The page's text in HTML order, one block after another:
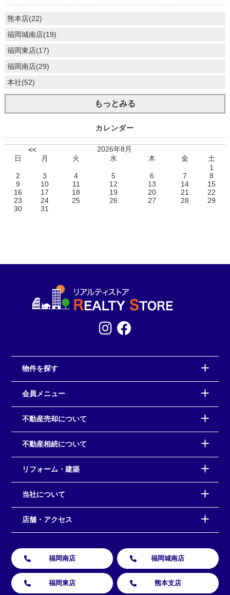
熊本店(22)
福岡城南店(19)
福岡東店(17)
福岡南店(29)
本社(52)
もっとみる
カレンダー
<<
2026年8月
日
月 火 水 木 金
土
1
2
3 4 5 6 7
8
9
10 11 12 13 14
15
16
17 18 19 20 21
22
23
24 25 26 27 28
29
30
31
物件を探す
会員メニュー
不動産売却について
不動産相続について
リフォーム・建築
当社について
店舗・アクセス
福岡南店 福岡城南店
福岡東店 熊本支店